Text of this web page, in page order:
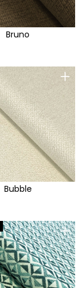
Bruno
+
Bubble
+